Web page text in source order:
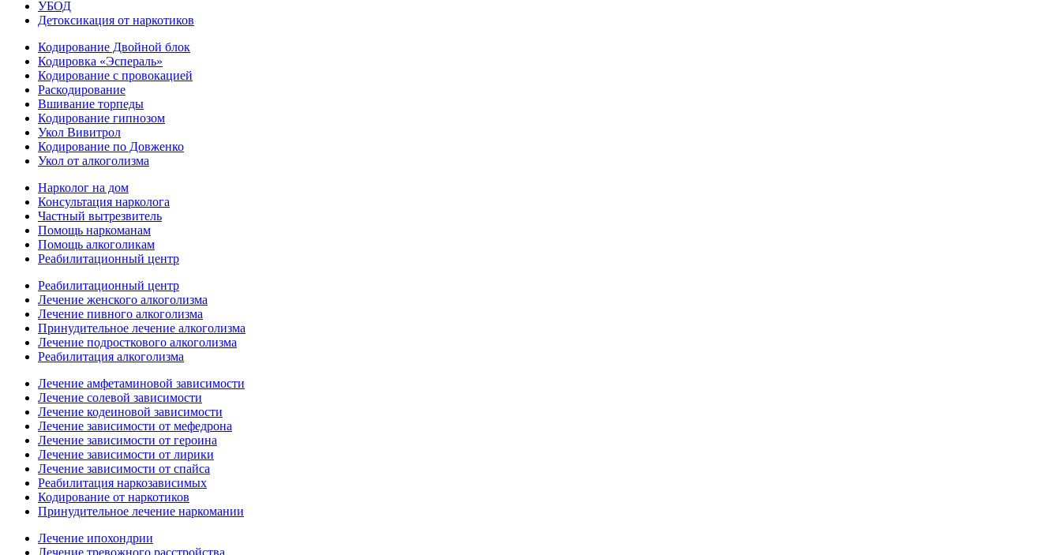
УБОД
Детоксикация от наркотиков
Кодирование Двойной блок
Кодировка «Эспераль»
Кодирование с провокацией
Раскодирование
Вшивание торпеды
Кодирование гипнозом
Укол Вивитрол
Кодирование по Довженко
Укол от алкоголизма
Нарколог на дом
Консультация нарколога
Частный вытрезвитель
Помощь наркоманам
Помощь алкоголикам
Реабилитационный центр
Реабилитационный центр
Лечение женского алкоголизма
Лечение пивного алкоголизма
Принудительное лечение алкоголизма
Лечение подросткового алкоголизма
Реабилитация алкоголизма
Лечение амфетаминовой зависимости
Лечение солевой зависимости
Лечение кодеиновой зависимости
Лечение зависимости от мефедрона
Лечение зависимости от героина
Лечение зависимости от лирики
Лечение зависимости от спайса
Реабилитация наркозависимых
Кодирование от наркотиков
Принудительное лечение наркомании
Лечение ипохондрии
Лечение тревожного расстройства